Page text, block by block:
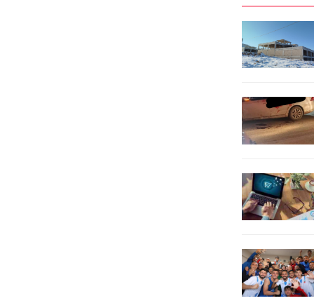
Osmanbey Kampüsü’nde yoğun
katılımla gerçekleştirildi.
Sempozyuma Harran Üniversitesi...